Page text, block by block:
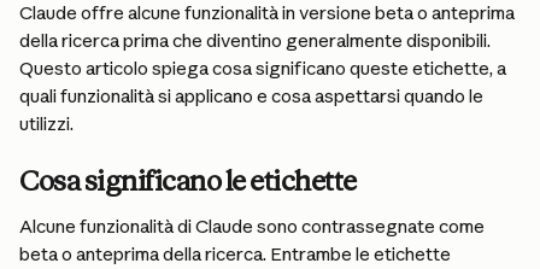
Claude offre alcune funzionalità in versione beta o anteprima
della ricerca prima che diventino generalmente disponibili.
Questo articolo spiega cosa significano queste etichette, a
quali funzionalità si applicano e cosa aspettarsi quando le
utilizzi.
Cosa significano le etichette
Alcune funzionalità di Claude sono contrassegnate come
beta o anteprima della ricerca. Entrambe le etichette